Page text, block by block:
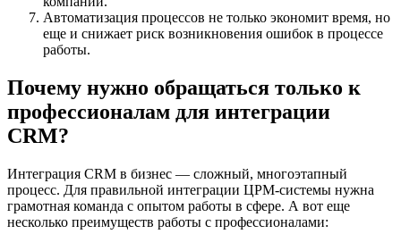
Автоматизация процессов не только экономит время, но
еще и снижает риск возникновения ошибок в процессе
работы.
Почему нужно обращаться только к
профессионалам для интеграции
CRM?
Интеграция CRM в бизнес — сложный, многоэтапный
процесс. Для правильной интеграции ЦРМ-системы нужна
грамотная команда с опытом работы в сфере. А вот еще
несколько преимуществ работы с профессионалами: